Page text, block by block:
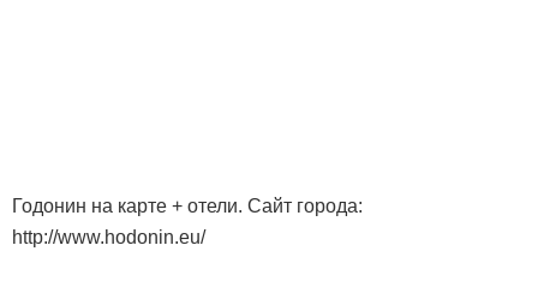
Годонин на карте + отели. Сайт города:
http://www.hodonin.eu/